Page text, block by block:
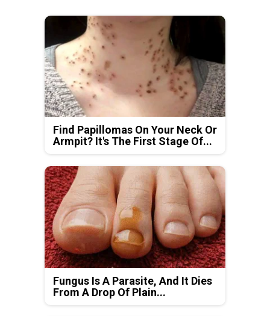
Find Papillomas On Your Neck Or
Armpit? It's The First Stage Of...
Fungus Is A Parasite, And It Dies
From A Drop Of Plain...